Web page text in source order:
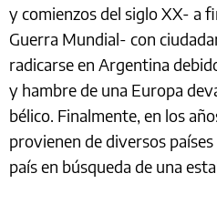
y comienzos del siglo XX- a
Guerra Mundial- con
radicarse en Argentina
y hambre de una Europa
bélico. Finalmente, en los
provienen de diversos
país en búsqueda de una